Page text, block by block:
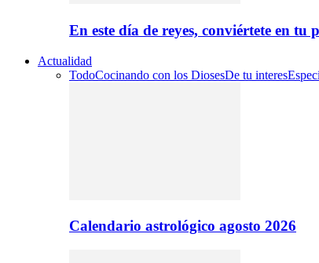
En este día de reyes, conviértete en tu
Actualidad
TodoCocinando con los DiosesDe tu interes
Calendario astrológico agosto 2026